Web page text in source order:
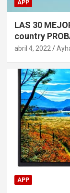
APP
LAS 30
country
abril 4, 2022
APP